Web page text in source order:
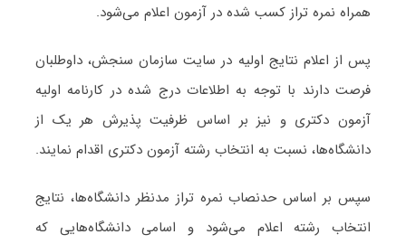
همراه نمره تراز کسب شده در آزمون اعلام می‌شود.
پس از اعلام نتایج اولیه در سایت سازمان سنجش، داوطلبان
فرصت دارند با توجه به اطلاعات درج شده در کارنامه اولیه
آزمون دکتری و نیز بر اساس ظرفیت پذیرش هر یک از
دانشگاه‌ها، نسبت به انتخاب رشته آزمون دکتری اقدام نمایند.
سپس بر اساس حدنصاب نمره تراز مدنظر دانشگاه‌ها، نتایج
انتخاب رشته اعلام می‌شود و اسامی دانشگاه‌هایی که